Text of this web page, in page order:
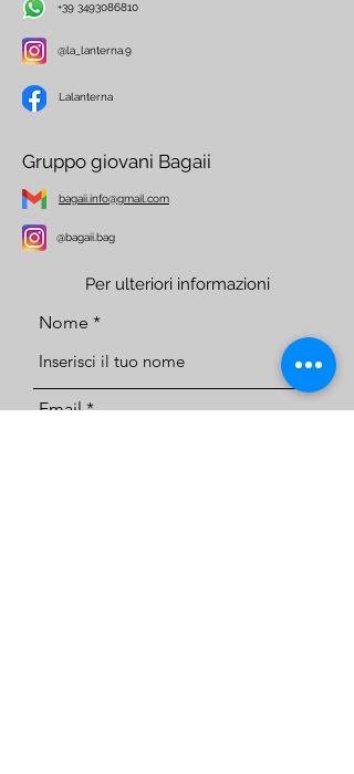
+39 3493086810
@la_lanterna.9
Lalanterna
Gruppo giovani Bagaii
bagaii.info@gmail.com
@bagaii.bag
Per ulteriori informazioni
Nome
Email